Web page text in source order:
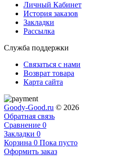
Личный Кабинет
История заказов
Закладки
Рассылка
Служба поддержки
Связаться с нами
Возврат товара
Карта сайта
Goody-Good.ru © 2026
Обратная связь
Сравнение 0
Закладки 0
Корзина 0 Пока пусто
Оформить заказ